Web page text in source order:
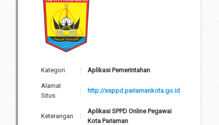
Kategori : Aplikasi Pemerintahan
Alamat
Situs
: http://esppd.pariamankota.go.id
Keterangan :
Aplikasi SPPD Online Pegawai
Kota Pariaman